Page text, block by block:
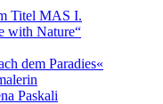
Titel MAS I.
Nature“
dem Paradies«
Paskali